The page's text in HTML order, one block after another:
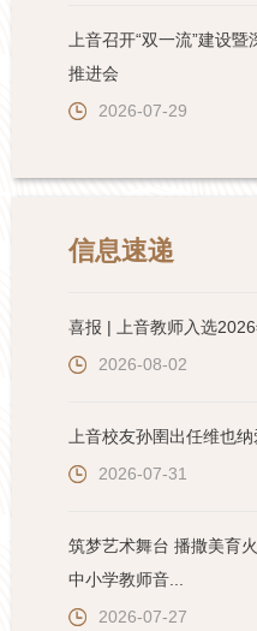
上音召开“双一流”建设
推进会
2026-07-29
信息速递
喜报 | 上音教师入选2026
2026-08-02
上音校友孙圉出任维也
2026-07-31
筑梦艺术舞台 播撒美育
中小学教师音...
2026-07-27